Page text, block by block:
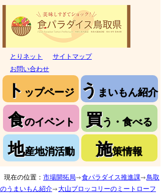
とりネット
サイトマップ
お問い合わせ
ト ップページ う まいもん紹介
食のイベント 買う・食べる
地産地消活動 施策情報
現在の位置： 市場開拓局 食パラダイス推進課
鳥取
のうまいもん紹介
大山ブロッコリーのミートローフ